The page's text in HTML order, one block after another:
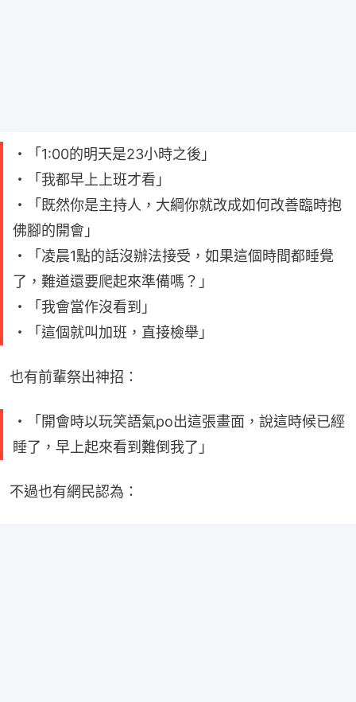
・「1:00的明天是23小時之後」
・「我都早上上班才看」
・「既然你是主持人，大綱你就改成如何改善臨時抱
佛腳的開會」
・「凌晨1點的話沒辦法接受，如果這個時間都睡覺
了，難道還要爬起來準備嗎？」
・「我會當作沒看到」
・「這個就叫加班，直接檢舉」
也有前輩祭出神招：
・「開會時以玩笑語氣po出這張畫面，說這時候已經
睡了，早上起來看到難倒我了」
不過也有網民認為：